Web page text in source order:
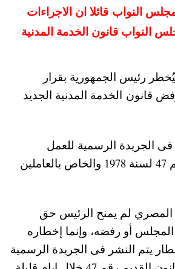
النواب قائلا ان الاجراءات
النواب قانون الخدمة المدنية
رئيس الجمهورية بقرار
قانون الخدمة المدنية الجديد
الجريدة الرسمية للعمل
بالقانون القديم رقم 47 لسنة 1978 والخاص بالعاملين
لم يمنح الرئيس حق
أو رفضه، وإنما إخطاره
يتم النشر فى الجريدة الرسمية